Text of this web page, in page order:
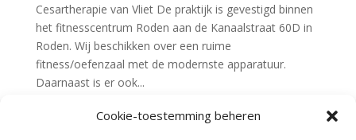
Cookie-toestemming beheren
Cesartherapie van Vliet De praktijk is gevestigd binnen
het fitnesscentrum Roden aan de Kanaalstraat 60D in
Roden. Wij beschikken over een ruime
fitness/oefenzaal met de modernste apparatuur.
Daarnaast is er ook...